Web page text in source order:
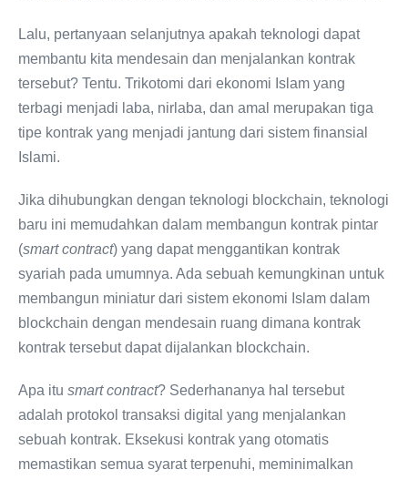
Lalu, pertanyaan selanjutnya apakah teknologi dapat
membantu kita mendesain dan menjalankan kontrak
tersebut? Tentu. Trikotomi dari ekonomi Islam yang
terbagi menjadi laba, nirlaba, dan amal merupakan tiga
tipe kontrak yang menjadi jantung dari sistem finansial
Islami.
Jika dihubungkan dengan teknologi blockchain, teknologi
baru ini memudahkan dalam membangun kontrak pintar
(smart contract) yang dapat menggantikan kontrak
syariah pada umumnya. Ada sebuah kemungkinan untuk
membangun miniatur dari sistem ekonomi Islam dalam
blockchain dengan mendesain ruang dimana kontrak
kontrak tersebut dapat dijalankan blockchain.
Apa itu smart contract? Sederhananya hal tersebut
adalah protokol transaksi digital yang menjalankan
sebuah kontrak. Eksekusi kontrak yang otomatis
memastikan semua syarat terpenuhi, meminimalkan